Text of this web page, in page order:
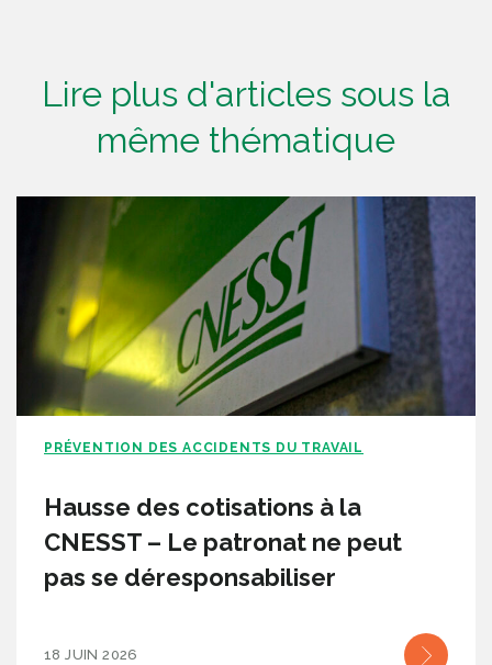
Lire plus d'articles sous la
même thématique
PRÉVENTION DES ACCIDENTS DU TRAVAIL
Hausse des cotisations à la
CNESST – Le patronat ne peut
pas se déresponsabiliser
18 JUIN 2026